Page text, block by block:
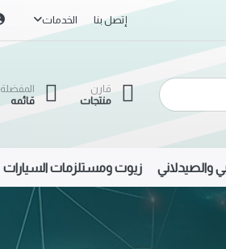
إتصل بنا الخدمات
قارن
منتجات
المفضلة
قائمه
والصيدلاني زيوت ومستلزمات السيارات